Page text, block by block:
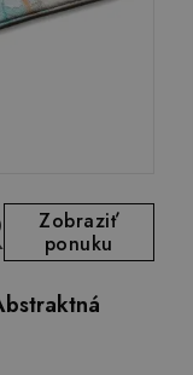
Zobraziť
ponuku